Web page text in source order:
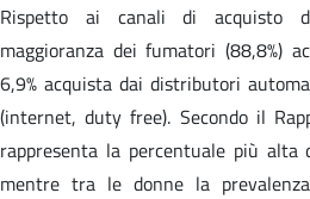
Rispetto ai canali di acquisto
maggioranza dei fumatori (88,8%)
6,9% acquista dai distributori
(internet, duty free). Secondo il
rappresenta la percentuale più alta
mentre tra le donne la